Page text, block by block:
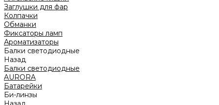
Заглушки для фар
Колпачки
Обманки
Фиксаторы ламп
Ароматизаторы
Балки светодиодные
Назад
Балки светодиодные
AURORA
Батарейки
Би-линзы